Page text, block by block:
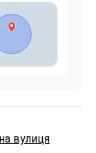
вулиця